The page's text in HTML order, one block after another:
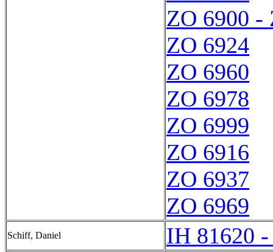
ZO 6900 -
ZO 6924
ZO 6960
ZO 6978
ZO 6999
ZO 6916
ZO 6937
ZO 6969
Schiff, Daniel IH 81620